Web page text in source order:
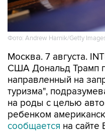
Фото: Andrew Harnik/Getty
Москва. 7 августа.
США Дональд Трамп
направленный на
туризма",
на роды с целью
ребенком
сообщается на сайте